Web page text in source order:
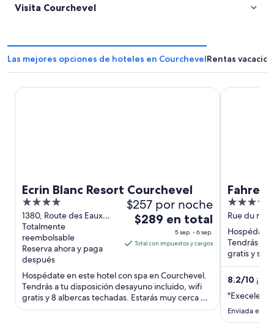
Visita Courchevel
Las mejores opciones de hoteles en CourchevelRentas
Ecrin Blanc Resort Courchevel
4
out
of
5
1380, Route des Eaux
Vives Courchevel Savoie
Totalmente
reembolsable
Reserva ahora y paga
después
$257 por noche
El
es
en
total
por
$289 en total
5 sep. - 6 sep.
Total con impuestos y cargos
Hospédate en este hotel con spa en Courchevel.
Tendrás a tu disposición desayuno incluido, wifi
gratis y 8 albercas techadas. Estarás muy cerca de
atracciones ...
Ecrin Blanc Resort Courchevel
4
out
of
5
Rue du
Hospédate
Tendrás a
gratis y spa
cerca de
8.2/10
Enviada el 9
Fahrenheit